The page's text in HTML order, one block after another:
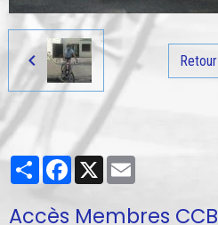
Retour
PartagerFacebook
X
Accès Membres CCB